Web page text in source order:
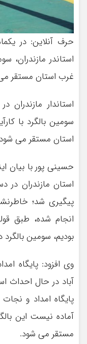
حرف آنلاین: در
استاندر مازندران،
غرب استان مستقر
استاندار
سومین بالگرد با
استان مستقر می
حسینی پور با بیان
استان مازندران در
پیگیری شد؛
انجام شده، طبق
بودیم، سومین
وی افزود: پایگاه
آباد در حال احداث
پایگاه امداد و
آماده نیست این
مستقر می شود.